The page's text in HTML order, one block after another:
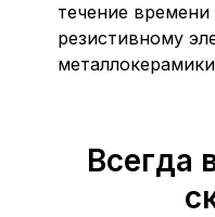
течение времени
резистивному
металлокерамики
Всегда